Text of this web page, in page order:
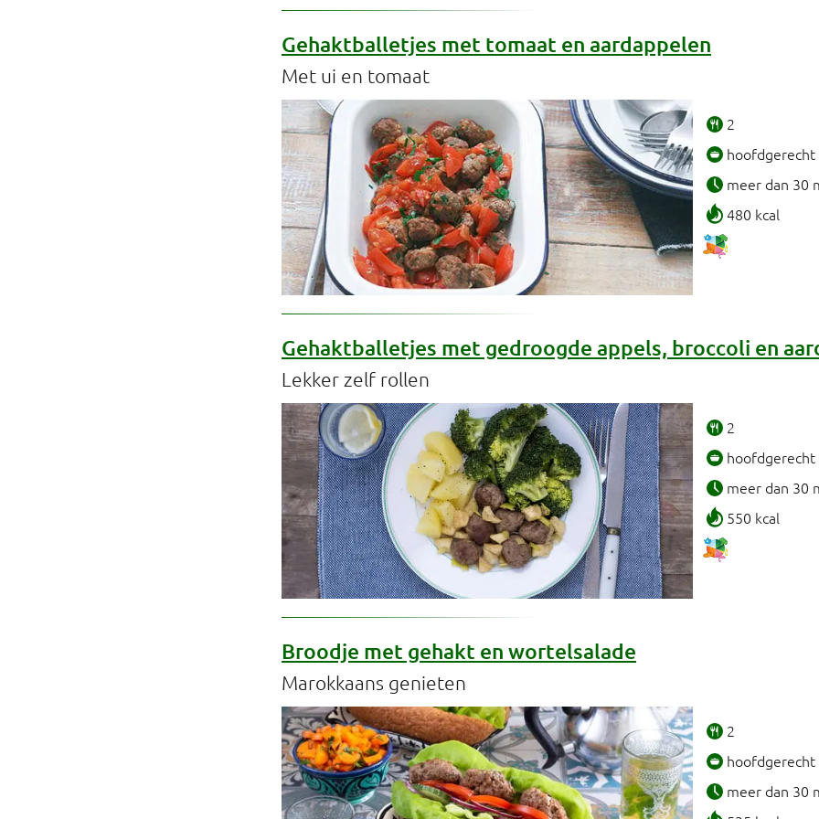
Gehaktballetjes met tomaat en aardappelen
Met ui en tomaat
2
hoofdgerecht
meer dan 30
480 kcal
Gehaktballetjes met gedroogde appels, broccoli en
Lekker zelf rollen
2
hoofdgerecht
meer dan 30
550 kcal
Broodje met gehakt en wortelsalade
Marokkaans genieten
2
hoofdgerecht
meer dan 30